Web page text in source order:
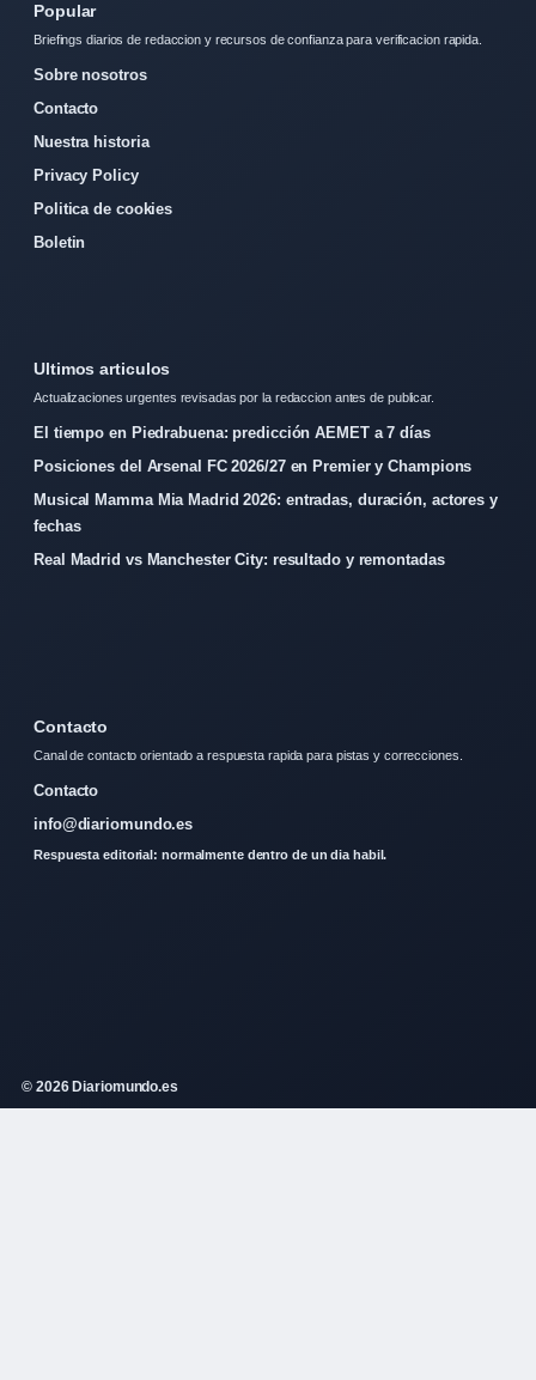
Popular
Briefings diarios de redaccion y recursos de confianza para verificacion rapida.
Sobre nosotros
Contacto
Nuestra historia
Privacy Policy
Politica de cookies
Boletin
Ultimos articulos
Actualizaciones urgentes revisadas por la redaccion antes de publicar.
El tiempo en Piedrabuena: predicción AEMET a 7 días
Posiciones del Arsenal FC 2026/27 en Premier y Champions
Musical Mamma Mia Madrid 2026: entradas, duración, actores y
fechas
Real Madrid vs Manchester City: resultado y remontadas
Contacto
Canal de contacto orientado a respuesta rapida para pistas y correcciones.
Contacto
info@diariomundo.es
Respuesta editorial: normalmente dentro de un dia habil.
© 2026 Diariomundo.es